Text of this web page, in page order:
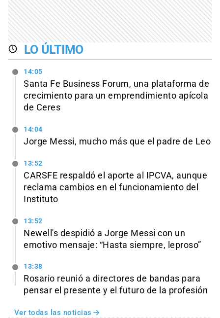
LO ÚLTIMO
14:05
Santa Fe Business Forum, una plataforma de
crecimiento para un emprendimiento apícola
de Ceres
14:04
Jorge Messi, mucho más que el padre de Leo
13:52
CARSFE respaldó el aporte al IPCVA, aunque
reclama cambios en el funcionamiento del
Instituto
13:52
Newell's despidió a Jorge Messi con un
emotivo mensaje: “Hasta siempre, leproso”
13:38
Rosario reunió a directores de bandas para
pensar el presente y el futuro de la profesión
Ver todas las noticias